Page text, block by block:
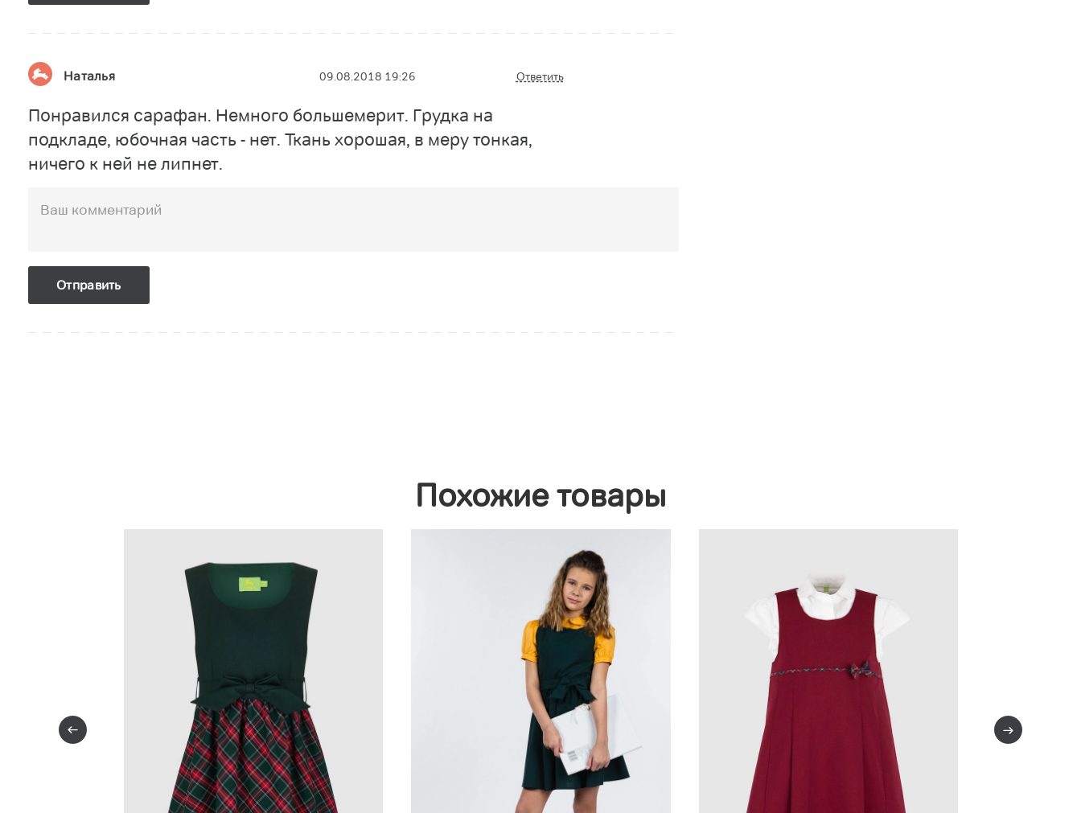
Наталья 09.08.2018 19:26 Ответить
Понравился сарафан. Немного большемерит. Грудка на
подкладе, юбочная часть - нет. Ткань хорошая, в меру тонкая,
ничего к ней не липнет.
Похожие товары